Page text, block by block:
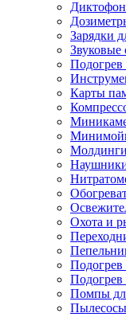
Зарядки
Звуковые
Подогрев
Карты
Молдинги
Охота и
Подогрев
Подогрев
Помпы